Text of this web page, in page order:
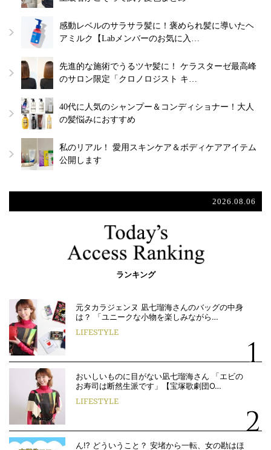
感動レベルのサラサラ髪に！褒められ髪に導いたヘ
アミルク【Labメンバーのお気に入…
先進的な施術でうるツヤ髪に！ ケラスターゼ最高峰
のサロン限定「クロノロジスト キ…
40代に人気のシャンプー＆コンディショナー！大人
の髪悩みにおすすめ
私のリアル！ 愛用スキンケア＆ボディケアアイテム
公開します
2026.08.06
ランキング
元タカラジェンヌ 凪七瑠海さんのバッグの中身
は？ 「ユニークな小物を楽しみながら…
LIFESTYLE
おいしいものに目がない凪七瑠海さん 「エビの
お寿司は断然生派です」【宝塚歌劇団O…
LIFESTYLE
ん!? どういうこと？ 安堵から一転、女の勘はほ